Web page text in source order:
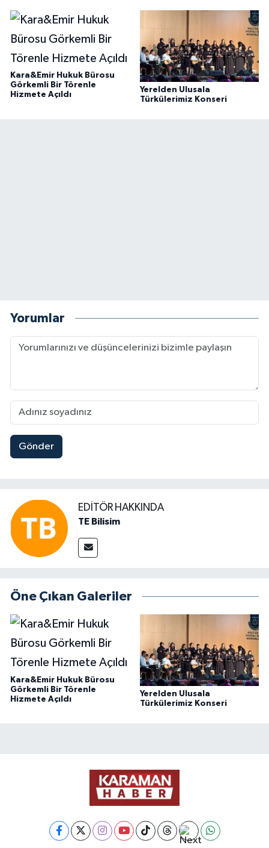
Kara&Emir Hukuk Bürosu
Görkemli Bir Törenle
Hizmete Açıldı
Yerelden Ulusala
Türkülerimiz Konseri
Yorumlar
Gönder
EDITÖR HAKKINDA
TE Bilisim
Öne Çıkan Galeriler
Kara&Emir Hukuk Bürosu
Görkemli Bir Törenle
Hizmete Açıldı
Yerelden Ulusala
Türkülerimiz Konseri